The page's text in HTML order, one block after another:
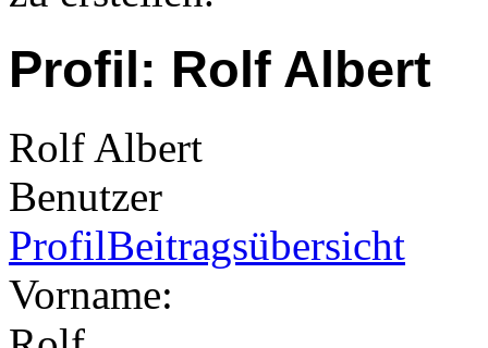
Profil: Rolf Albert
Rolf Albert
Benutzer
ProfilBeitragsübersicht
Vorname: